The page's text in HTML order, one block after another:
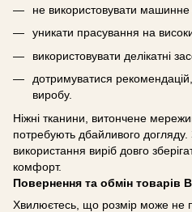
не використовувати
уникати прасування на
використовувати делікатні
дотримуватися
виробу.
Ніжні тканини, витончене
потребують дбайливого
використання виріб довго
комфорт.
Повернення та обмін товарів
Хвилюєтесь, що розмір може не